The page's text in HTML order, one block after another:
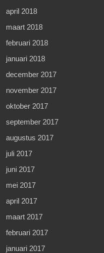
april 2018
maart 2018
februari 2018
januari 2018
december 2017
november 2017
oktober 2017
september 2017
augustus 2017
juli 2017
juni 2017
mei 2017
april 2017
maart 2017
februari 2017
januari 2017